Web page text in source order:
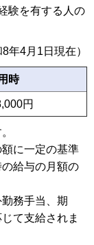
験を有する人の
8年4月1日現在）
時
円
に一定の基準
給与の月額の
務手当、期
て支給されま